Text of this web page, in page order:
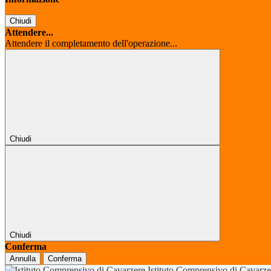
Chiudi
Attendere...
Attendere il completamento dell'operazione...
Chiudi
Chiudi
Conferma
Annulla Conferma